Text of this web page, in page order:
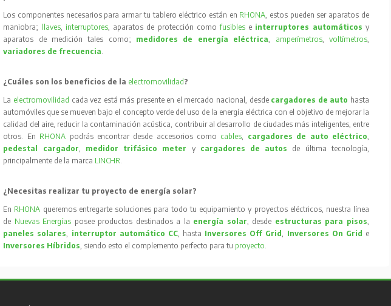
Los componentes necesarios para armar tu tablero eléctrico están en RHONA, estos pueden ser aparatos de
maniobra;
llaves, interruptores, aparatos de protección comofusibles e interruptores automáticos y
aparatos de medición tales como; medidores de energía eléctrica, amperímetros, voltímetros,
variadores de frecuencia.
¿Cuáles son los beneficios de la electromovilidad ?
La electromovilidad cada vez está más presente en el mercado nacional, desde cargadores de auto hasta
automóviles que se mueven bajo el concepto verde del uso de la energía eléctrica con el objetivo de mejorar la
calidad del aire, reducir la contaminación acústica, contribuir al desarrollo de ciudades más inteligentes, entre
otros. En RHONA podrás encontrar desde accesorios como cables, cargadores de auto eléctrico,
pedestal cargador, medidor trifásico meter y cargadores de autos
de última tecnología,
principalmente de la marca LINCHR.
¿Necesitas realizar tu proyecto de energía solar?
En RHONA queremos entregarte soluciones para todo tu equipamiento y proyectos eléctricos, nuestra línea
de Nuevas Energías posee productos destinados a la energía solar, desde estructuras para pisos,
paneles solares, interruptor automático CC, hasta Inversores Off Grid, Inversores On Grid e
Inversores Híbridos, siendo esto el complemento perfecto para tu proyecto.